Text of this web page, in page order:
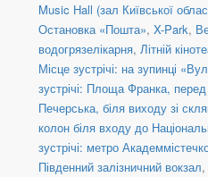
Music Hall (зал Київської
Остановка «Пошта», X-Park,
водогрязелікарня, Літній
Місце зустрічі: на зупинці
зустрічі: Площа Франка,
Печерська, біля виходу зі
колон біля входу до
зустрічі: метро
Південний залізничний вокзал,